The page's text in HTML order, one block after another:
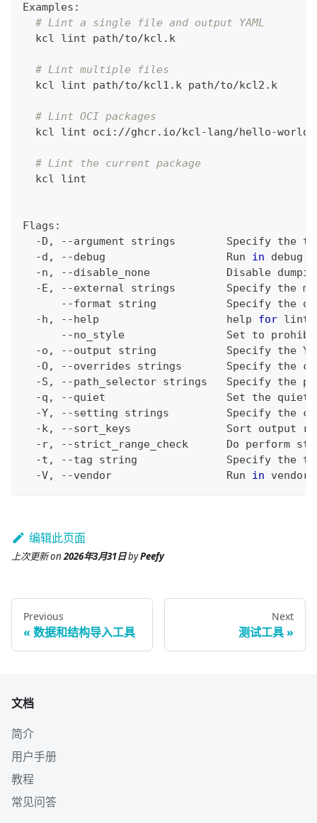
Examples:
# Lint a single file and output YAML
  kcl lint path/to/kcl.k
# Lint multiple files
  kcl lint path/to/kcl1.k path/to/kcl2.k
# Lint OCI packages
  kcl lint oci://ghcr.io/kcl-lang/hello-world
# Lint the current package
  kcl lint
Flags:
-D, --argument strings        Specify the
  -d, --debug                   Run
in debug
-n, --disable_none            Disable
-E, --external strings        Specify the
--format string           Specify the
  -h, --help
help for lint
--no_style                Set to
-o, --output string           Specify the
-O, --overrides strings       Specify the
-S, --path_selector strings   Specify the
-q, --quiet                   Set the
  -Y, --setting strings         Specify the
-k, --sort_keys               Sort output
-r, --strict_range_check      Do perform
-t, --tag string              Specify the
  -V, --vendor                  Run
in vendor
编辑此页面
上次更新on2026年3月31日byPeefy
Previous
数据和结构导入工具
Next
测试工具
文档
简介
用户手册
教程
常见问答